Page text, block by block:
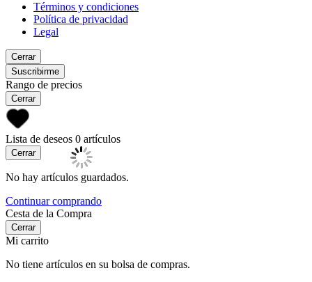
Términos y condiciones
Política de privacidad
Legal
Cerrar
Suscribirme
Rango de precios
Cerrar
Lista de deseos 0 artículos
Cerrar
No hay artículos guardados.
Continuar comprando
Cesta de la Compra
Cerrar
Mi carrito
No tiene artículos en su bolsa de compras.